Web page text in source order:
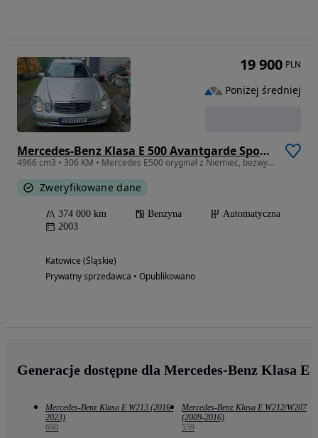
Mercedes-Benz Klasa E 500 Avantgarde Sport Edition
4966 cm3 • 306 KM • Mercedes E500 oryginał z Niemiec, bezwypadkowy.
Zweryfikowane dane
374 000 km Benzyna
Automatyczna
2003
Katowice (Śląskie)
Prywatny sprzedawca • Opublikowano
19 900 PLN
Poniżej średniej
Generacje dostępne dla Mercedes-Benz Klasa E
Mercedes-Benz Klasa E W213 (2016-
2023)
690
Mercedes-Benz Klasa E W212/W207
(2009-2016)
559